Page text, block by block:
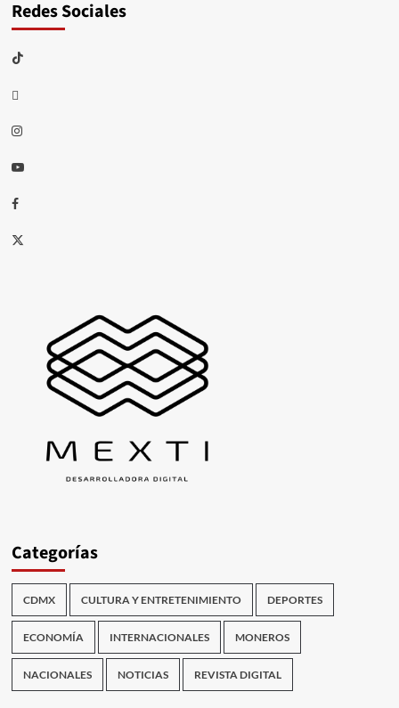
Redes Sociales
TikTok
threads
Instagram
Youtube
Facebook
X
Categorías
CDMX CULTURA Y ENTRETENIMIENTO DEPORTES
ECONOMÍA INTERNACIONALES MONEROS
NACIONALES NOTICIAS REVISTA DIGITAL